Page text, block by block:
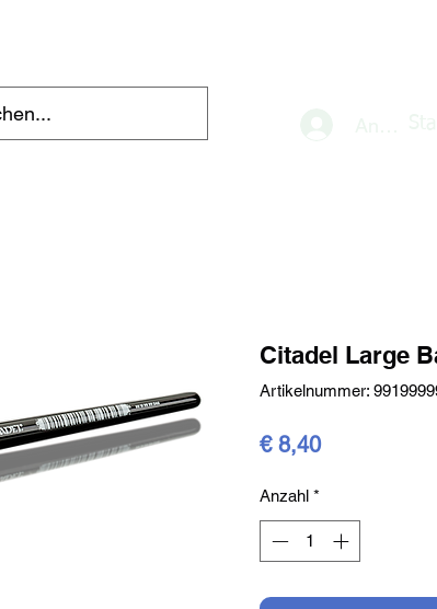
Citadel Large
Artikelnummer:
€ 8,40Preis
Anzahl *